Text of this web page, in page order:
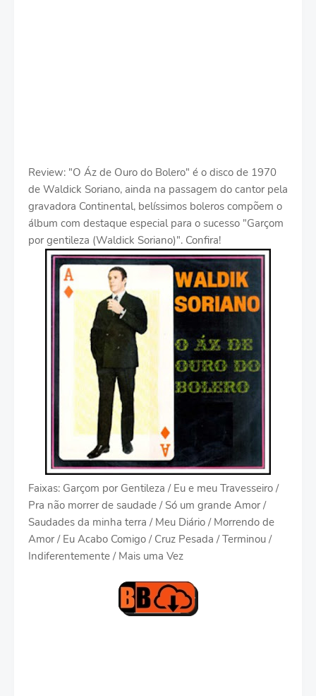
Review: "O Áz de Ouro do Bolero" é o disco de 1970
de Waldick Soriano, ainda na passagem do cantor pela
gravadora Continental, belíssimos boleros compõem o
álbum com destaque especial para o sucesso "Garçom
por gentileza (Waldick Soriano)". Confira!
Faixas: Garçom por Gentileza / Eu e meu Travesseiro /
Pra não morrer de saudade / Só um grande Amor /
Saudades da minha terra / Meu Diário / Morrendo de
Amor / Eu Acabo Comigo / Cruz Pesada / Terminou /
Indiferentemente / Mais uma Vez